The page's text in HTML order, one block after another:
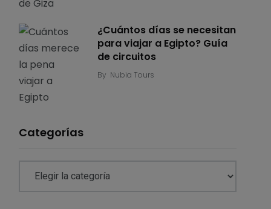
¿Cuántos días se necesitan
para viajar a Egipto? Guía
de circuitos
By Nubia Tours
Categorías